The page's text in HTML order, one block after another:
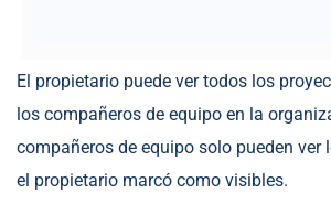
El propietario puede ver todos los
los compañeros de equipo en la
compañeros de equipo solo pueden ver
el propietario marcó como visibles.